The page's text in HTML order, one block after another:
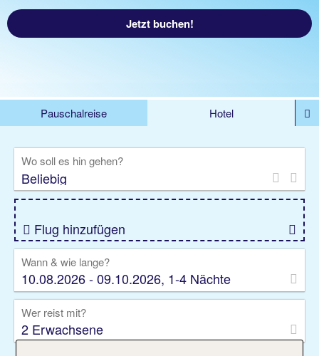
Jetzt buchen!
Pauschalreise
Hotel
Kreuzfahrten
Rundreisen
Privattransfer
Zusatzleistungen
Wo soll es hin gehen?
Flug hinzufügen
Wann & wie lange?
10.08.2026 - 09.10.2026, 1-4 Nächte
Wer reist mit?
2 Erwachsene